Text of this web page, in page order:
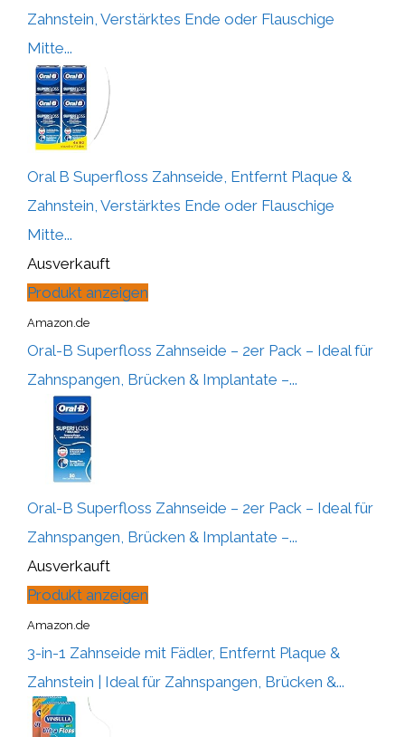
Zahnstein, Verstärktes Ende oder Flauschige
Mitte...
Oral B Superfloss Zahnseide, Entfernt Plaque &
Zahnstein, Verstärktes Ende oder Flauschige
Mitte...
Ausverkauft
Produkt anzeigen
Amazon.de
Oral-B Superfloss Zahnseide – 2er Pack – Ideal für
Zahnspangen, Brücken & Implantate –...
Oral-B Superfloss Zahnseide – 2er Pack – Ideal für
Zahnspangen, Brücken & Implantate –...
Ausverkauft
Produkt anzeigen
Amazon.de
3-in-1 Zahnseide mit Fädler, Entfernt Plaque &
Zahnstein | Ideal für Zahnspangen, Brücken &...